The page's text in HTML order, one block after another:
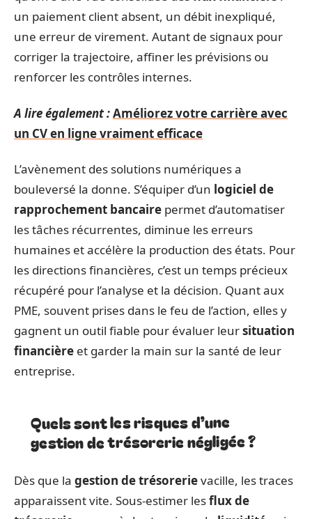
un paiement client absent, un débit inexpliqué,
une erreur de virement. Autant de signaux pour
corriger la trajectoire, affiner les prévisions ou
renforcer les contrôles internes.
A lire également :Améliorez votre carrière avec
un CV en ligne vraiment efficace
L’avènement des solutions numériques a
bouleversé la donne. S’équiper d’un logiciel de
rapprochement bancaire permet d’automatiser
les tâches récurrentes, diminue les erreurs
humaines et accélère la production des états. Pour
les directions financières, c’est un temps précieux
récupéré pour l’analyse et la décision. Quant aux
PME, souvent prises dans le feu de l’action, elles y
gagnent un outil fiable pour évaluer leursituation
financière et garder la main sur la santé de leur
entreprise.
Quels sont les risques d’une
gestion de trésorerie négligée ?
Dès que la gestion de trésorerievacille, les traces
apparaissent vite. Sous-estimer lesflux de